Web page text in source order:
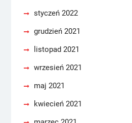
styczeń 2022
grudzień 2021
listopad 2021
wrzesień 2021
maj 2021
kwiecień 2021